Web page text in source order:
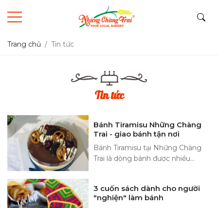
Trang chủ Tin tức
Tin tức
Bánh Tiramisu Những Chàng
Trai - giao bánh tận nơi
Bánh Tiramisu tại Những Chàng
Trai là dòng bánh được nhiều
liệu cao cấp, vị thơm ấm nồng của
cafe hoà với chút thoang thoảng
3 cuốn sách dành cho người
"nghiện" làm bánh